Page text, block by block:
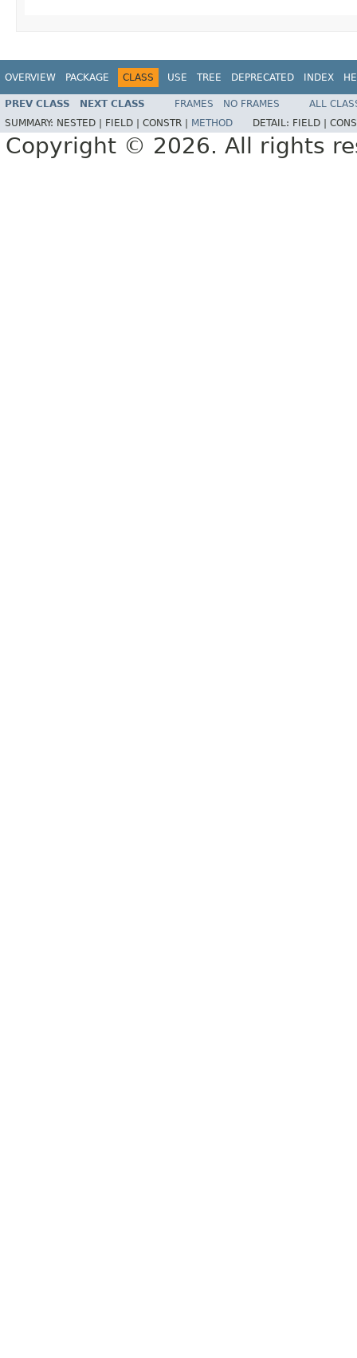
OVERVIEW PACKAGE CLASS USE TREE DEPRECATED INDEX
PREV CLASS NEXT CLASS FRAMES NO FRAMES
ALL
SUMMARY: NESTED | FIELD | CONSTR | METHOD DETAIL: FIELD |
Copyright © 2026. All rights